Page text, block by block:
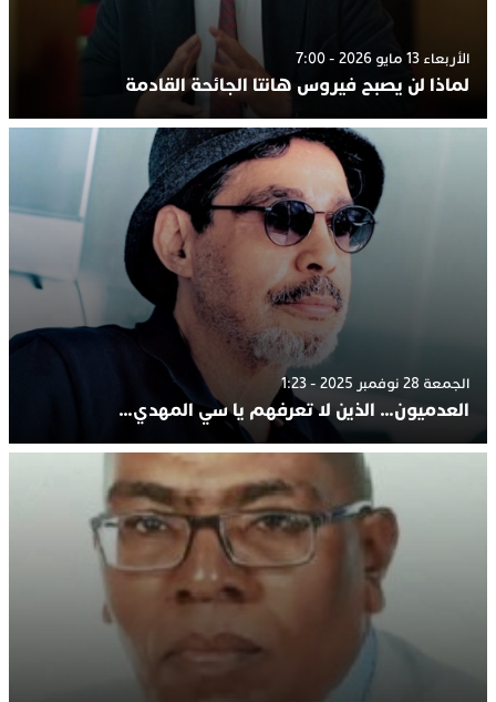
الأربعاء 13 مايو 2026 - 7:00
لماذا لن يصبح فيروس هانتا الجائحة القادمة
الجمعة 28 نوفمبر 2025 - 1:23
العدميون… الذين لا تعرفهم يا سي المهدي…